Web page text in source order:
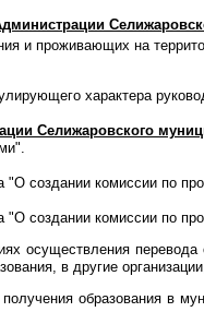
и проживающих на
характера
Селижаровского
"О создании комиссии по
"О создании комиссии по
осуществления
в другие
образования в